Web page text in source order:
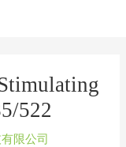
522
限公司